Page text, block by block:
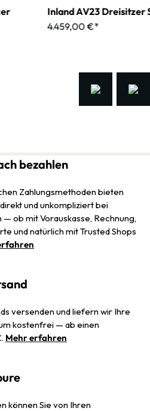
Inland AV23 Dreisitzer
4.459,00 €*
bezahlen
Zahlungsmethoden bieten
und unkompliziert bei
ob mit Vorauskasse, Rechnung,
und natürlich mit Trusted Shops
versenden und liefern wir Ihre
kostenfrei — ab einen
Mehr erfahren
können Sie von Ihren